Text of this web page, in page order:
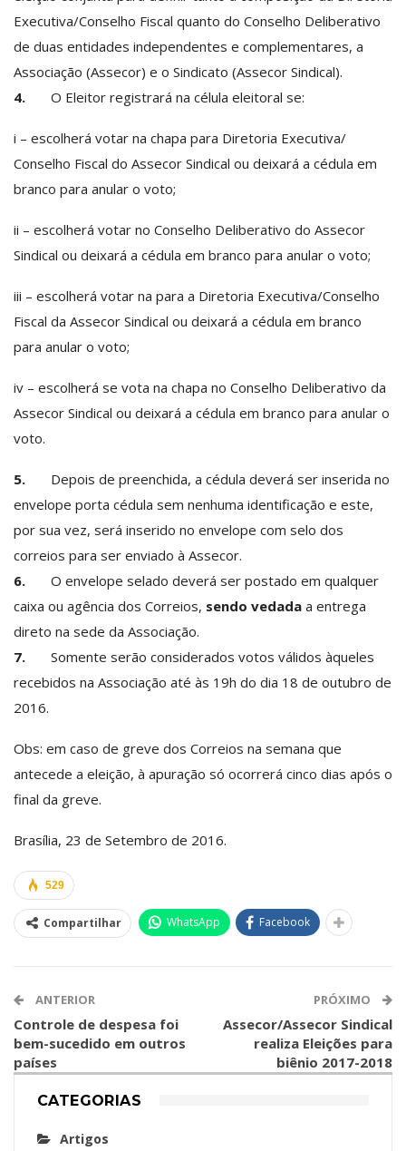
Executiva/Conselho Fiscal quanto do Conselho Deliberativo
de duas entidades independentes e complementares, a
Associação (Assecor) e o Sindicato (Assecor Sindical).
4. O Eleitor registrará na célula eleitoral se:
i – escolherá votar na chapa para Diretoria Executiva/
Conselho Fiscal do Assecor Sindical ou deixará a cédula em
branco para anular o voto;
ii – escolherá votar no Conselho Deliberativo do Assecor
Sindical ou deixará a cédula em branco para anular o voto;
iii – escolherá votar na para a Diretoria Executiva/Conselho
Fiscal da Assecor Sindical ou deixará a cédula em branco
para anular o voto;
iv – escolherá se vota na chapa no Conselho Deliberativo da
Assecor Sindical ou deixará a cédula em branco para anular o
voto.
5. Depois de preenchida, a cédula deverá ser inserida no
envelope porta cédula sem nenhuma identificação e este,
por sua vez, será inserido no envelope com selo dos
correios para ser enviado à Assecor.
6. O envelope selado deverá ser postado em qualquer
caixa ou agência dos Correios, sendo vedada a entrega
direto na sede da Associação.
7. Somente serão considerados votos válidos àqueles
recebidos na Associação até às 19h do dia 18 de outubro de
2016.
Obs: em caso de greve dos Correios na semana que
antecede a eleição, à apuração só ocorrerá cinco dias após o
final da greve.
Brasília, 23 de Setembro de 2016.
529
Compartilhar WhatsApp Facebook
ANTERIOR
Controle de despesa foi
bem-sucedido em outros
países
PRÓXIMO
Assecor/Assecor Sindical
realiza Eleições para
biênio 2017-2018
CATEGORIAS
Artigos